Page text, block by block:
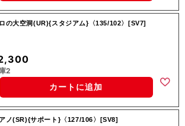
の大空洞(UR){スタジアム}〈135/102〉[SV7]
2
カートに追加
ノ(SR){サポート}〈127/106〉[SV8]